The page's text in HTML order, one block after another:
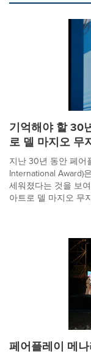
기억해야 할 30
로 델 마지오 무
지난 30년 동안 페어
International Award)
세워졌다는 것을 보
아트로 델 마지오 무
페어플레이 메